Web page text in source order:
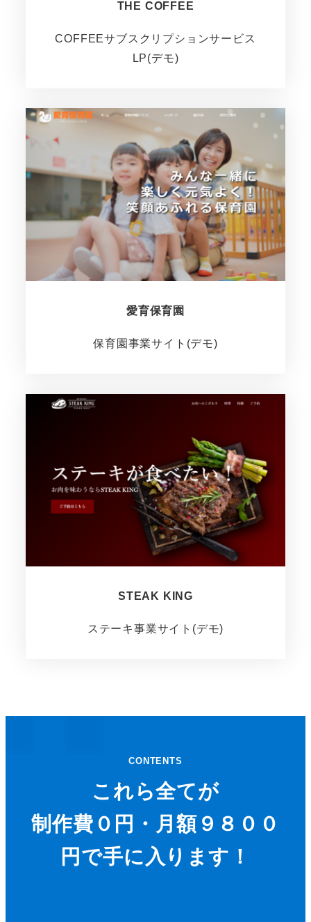
THE COFFEE
COFFEEサブスクリプションサービス
LP(デモ)
愛育保育園
保育園事業サイト(デモ)
STEAK KING
ステーキ事業サイト(デモ)
CONTENTS
これら全てが
制作費０円・月額９８００
円で手に入ります！